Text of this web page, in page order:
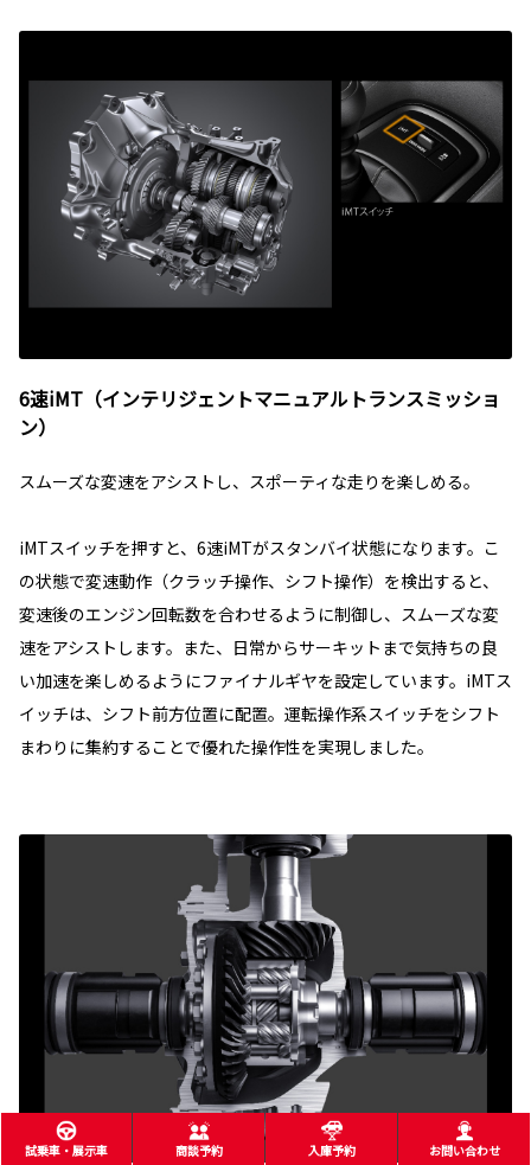
6速iMT（インテリジェントマニュアルトランスミッショ
ン）
スムーズな変速をアシストし、スポーティな走りを楽しめる。
iMTスイッチを押すと、6速iMTがスタンバイ状態になります。こ
の状態で変速動作（クラッチ操作、シフト操作）を検出すると、
変速後のエンジン回転数を合わせるように制御し、スムーズな変
速をアシストします。また、日常からサーキットまで気持ちの良
い加速を楽しめるようにファイナルギヤを設定しています。iMTス
イッチは、シフト前方位置に配置。運転操作系スイッチをシフト
まわりに集約することで優れた操作性を実現しました。
試乗車・展示車 商談予約 入庫予約 お問い合わせ